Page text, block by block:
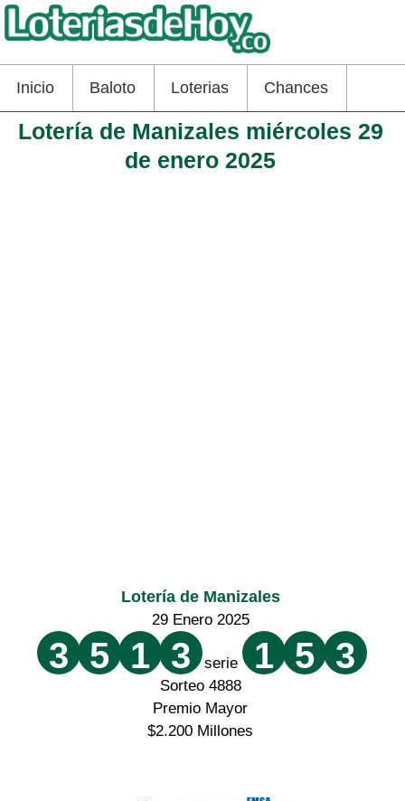
Inicio Baloto Loterias Chances
Lotería de Manizales miércoles 29
de enero 2025
Lotería de Manizales
29 Enero 2025
3 5 1 3 serie 1 5 3
Sorteo 4888
Premio Mayor
$2.200 Millones